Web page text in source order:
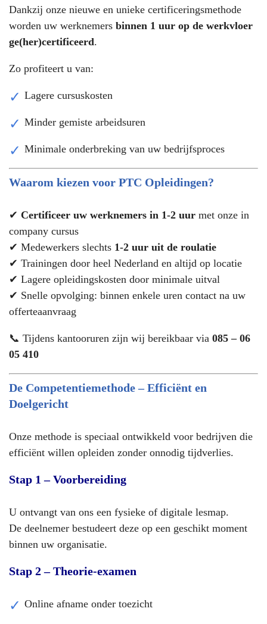
Dankzij onze nieuwe en unieke certificeringsmethode
worden uw werknemers binnen 1 uur op de werkvloer
ge(her)certificeerd.
Zo profiteert u van:
Lagere cursuskosten
Minder gemiste arbeidsuren
Minimale onderbreking van uw bedrijfsproces
Waarom kiezen voor PTC Opleidingen?
✔ Certificeer uw werknemers in 1-2 uur met onze in
company cursus
✔ Medewerkers slechts 1-2 uur uit de roulatie
✔ Trainingen door heel Nederland en altijd op locatie
✔ Lagere opleidingskosten door minimale uitval
✔ Snelle opvolging: binnen enkele uren contact na uw
offerteaanvraag
📞 Tijdens kantooruren zijn wij bereikbaar via 085 – 06
05 410
De Competentiemethode – Efficiënt en
Doelgericht
Onze methode is speciaal ontwikkeld voor bedrijven die
efficiënt willen opleiden zonder onnodig tijdverlies.
Stap 1 – Voorbereiding
U ontvangt van ons een fysieke of digitale lesmap.
De deelnemer bestudeert deze op een geschikt moment
binnen uw organisatie.
Stap 2 – Theorie-examen
Online afname onder toezicht